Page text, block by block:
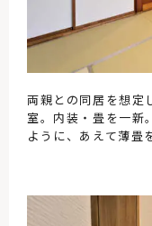
両親との同居を想定
室。内装・畳を一新
ように、あえて薄畳